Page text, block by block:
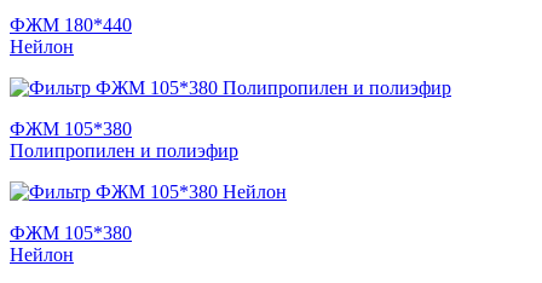
ФЖМ 180*440
Нейлон
ФЖМ 105*380
Полипропилен и полиэфир
ФЖМ 105*380
Нейлон